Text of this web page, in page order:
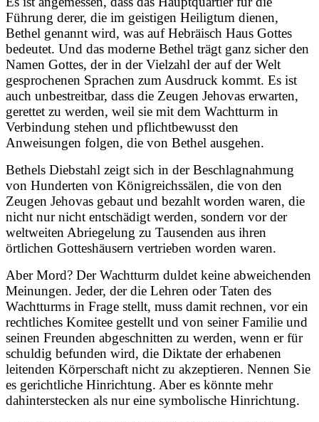
Führung derer, die im geistigen Heiligtum dienen,
Bethel genannt wird, was auf Hebräisch Haus Gottes
bedeutet. Und das moderne Bethel trägt ganz sicher den
Namen Gottes, der in der Vielzahl der auf der Welt
gesprochenen Sprachen zum Ausdruck kommt. Es ist
auch unbestreitbar, dass die Zeugen Jehovas erwarten,
gerettet zu werden, weil sie mit dem Wachtturm in
Verbindung stehen und pflichtbewusst den
Anweisungen folgen, die von Bethel ausgehen.
Bethels Diebstahl zeigt sich in der Beschlagnahmung
von Hunderten von Königreichssälen, die von den
Zeugen Jehovas gebaut und bezahlt worden waren, die
nicht nur nicht entschädigt werden, sondern vor der
weltweiten Abriegelung zu Tausenden aus ihren
örtlichen Gotteshäusern vertrieben worden waren.
Aber Mord? Der Wachtturm duldet keine abweichenden
Meinungen. Jeder, der die Lehren oder Taten des
Wachtturms in Frage stellt, muss damit rechnen, vor ein
rechtliches Komitee gestellt und von seiner Familie und
seinen Freunden abgeschnitten zu werden, wenn er für
schuldig befunden wird, die Diktate der erhabenen
leitenden Körperschaft nicht zu akzeptieren. Nennen Sie
es gerichtliche Hinrichtung. Aber es könnte mehr
dahinterstecken als nur eine symbolische Hinrichtung.